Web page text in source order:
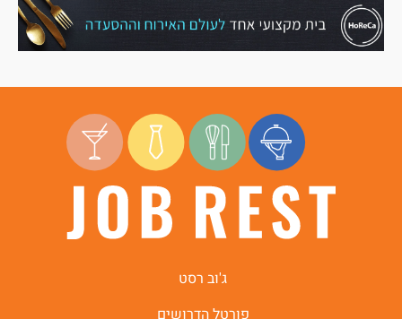
ג'וב רסט
פורטל הדרושים